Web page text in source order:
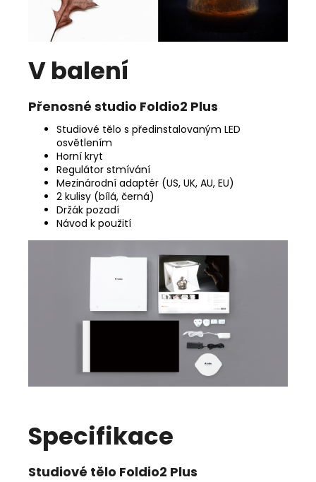
V balení
Přenosné studio Foldio2 Plus
Studiové tělo s předinstalovaným LED
osvětlením
Horní kryt
Regulátor stmívání
Mezinárodní adaptér (US, UK, AU, EU)
2 kulisy (bílá, černá)
Držák pozadí
Návod k použití
Specifikace
Studiové tělo Foldio2 Plus